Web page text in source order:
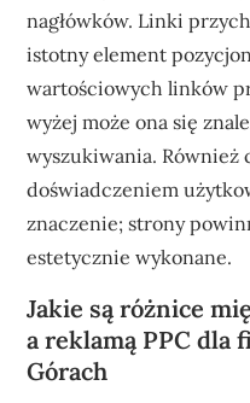
nagłówków. Linki
istotny element
wartościowych linków
wyżej może ona się
wyszukiwania. Również
doświadczeniem
znaczenie; strony
estetycznie wykonane.
Jakie są różnice
a reklamą PPC dla
Górach